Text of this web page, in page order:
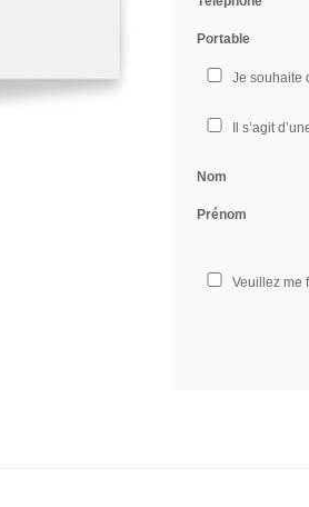
Portable
Je souhaite
Il s’agit
Nom
Prénom
Veuillez me